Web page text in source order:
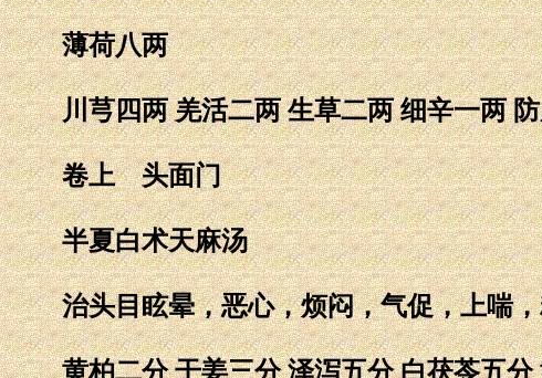
薄荷八两
川芎四两 羌活二两 生草二两 细辛一两 防
卷上 头面门
半夏白术天麻汤
治头目眩晕，恶心，烦闷，气促，上喘，
黄柏二分 干姜三分 泽泻五分 白茯苓五分